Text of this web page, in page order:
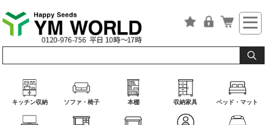
キッチン収納 ソファ・椅子 本棚 収納家具 ベッド・マット